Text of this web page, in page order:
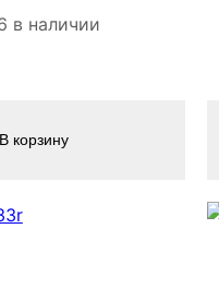
в наличии
В корзину